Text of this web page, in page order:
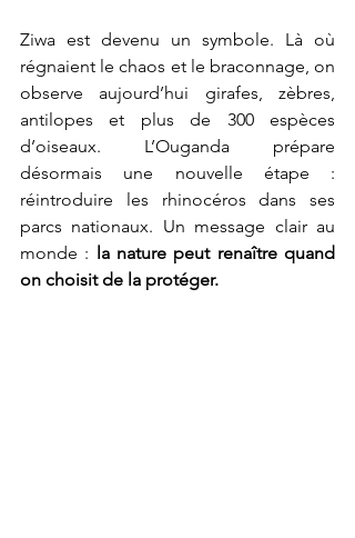
Ziwa est devenu un symbole. Là où
régnaient le chaos et le braconnage, on
observe aujourd’hui girafes, zèbres,
antilopes et plus de 300 espèces
d’oiseaux. L’Ouganda prépare
désormais une nouvelle étape :
réintroduire les rhinocéros dans ses
parcs nationaux. Un message clair au
monde : la nature peut renaître quand
on choisit de la protéger.